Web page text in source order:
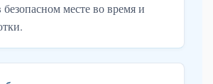
безопасном месте во время и